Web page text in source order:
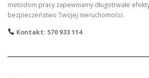
metodom pracy zapewniamy długotrwałe
bezpieczeństwo Twojej nieruchomości.
Kontakt: 570 933 114